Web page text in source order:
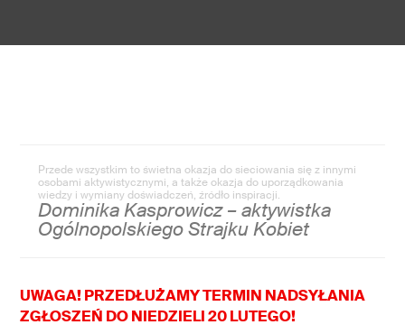
Przede wszystkim to świetna okazja do sieciowania się z innymi
osobami aktywistycznymi, a także okazja do uporządkowania
wiedzy i wymiany doświadczeń, źródło inspiracji.
Dominika Kasprowicz – aktywistka
Ogólnopolskiego Strajku Kobiet
UWAGA! PRZEDŁUŻAMY TERMIN NADSYŁANIA
ZGŁOSZEŃ DO NIEDZIELI 20 LUTEGO!